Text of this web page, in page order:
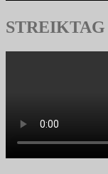
STREIKTAG